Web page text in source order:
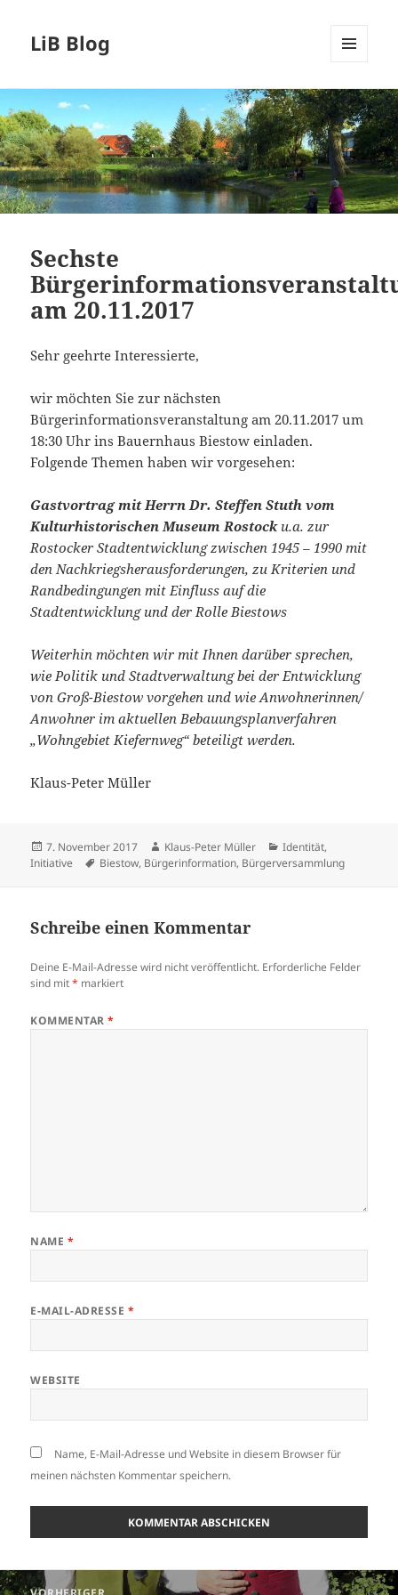
LiB Blog
WIDGETS
Sechste
am 20.11.2017
Sehr geehrte Interessierte,
wir möchten Sie zur nächsten
Bürgerinformationsveranstaltung am 20.11.2017 um
18:30 Uhr ins Bauernhaus Biestow einladen.
Folgende Themen haben wir vorgesehen:
Gastvortrag mitHerrn Dr. Steffen Stuth vom
Kulturhistorischen Museum Rostock u.a. zur
Rostocker Stadtentwicklung zwischen 1945 – 1990 mit
den Nachkriegsherausforderungen, zu Kriterien und
Randbedingungen mit Einfluss auf die
Stadtentwicklung und der Rolle Biestows
Weiterhin möchten wir mit Ihnendarübersprechen,
wie Politik und Stadtverwaltung bei der Entwicklung
von Groß-Biestow vorgehen und wie Anwohnerinnen/
Anwohner im aktuellen Bebauungsplanverfahren
„Wohngebiet Kiefernweg“ beteiligt werden.
Klaus-Peter Müller
Veröffentlicht
am
7. November 2017 Autor
Klaus-Peter Müller Kategorien
Identität,
Initiative
Schlagwörter
Biestow, Bürgerinformation, Bürgerversammlung
Schreibe einen Kommentar
Deine E-Mail-Adresse wird nicht veröffentlicht. Erforderliche Felder
sind mit* markiert
KOMMENTAR*
NAME *
E-MAIL-ADRESSE *
WEBSITE
Name, E-Mail-Adresse und Website in diesem Browser für
meinen nächsten Kommentar speichern.
Beitragsnavigation